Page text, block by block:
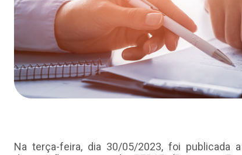
Na terça-feira, dia 30/05/2023, foi publicada